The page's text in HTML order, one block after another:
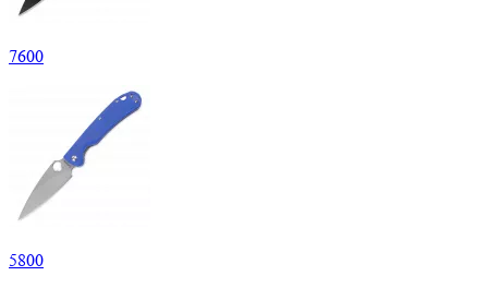
7600
5800